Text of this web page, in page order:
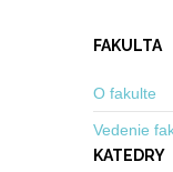
FAKULTA
O fakulte
Vedenie
KATEDRY